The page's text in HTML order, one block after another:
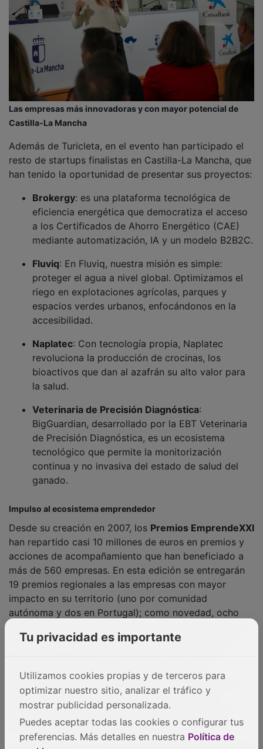
Fluviq: En Fluviq, nuestra misión es simple:
proteger el agua a nivel global. Optimizamos el
riego en explotaciones agrícolas, parques y
espacios verdes urbanos, enfocándonos en la
accesibilidad.
Naplatec: Con tecnología propia, Naplatec
revoluciona la producción de crocinas, los
bioactivos que dan al azafrán su alto valor para
Veterinaria de Precisión Diagnóstica :
BigGuardian, desarrollado por la EBT Veterinaria
tecnológico que permite la monitorización
continua y no invasiva del estado de salud del
ganado.
Desde su creación en 2007, losPremios EmprendeXXI
han repartido casi 10 millones de euros en premios y
acciones de acompañamiento que han beneficiado a
más de 560 empresas. En esta edición se entregarán
impacto en su territorio (uno por comunidad
autónoma y dos en Portugal); como novedad, ocho
Premios Retos del Mañana a las startups que ofrecen
las mejores soluciones en Business Transformation,
transversales centrados en Impacto Social e
Innovación Disruptiva, así como un Reconocimiento
AlumniXXI a la Escalabilidad a la empresa de la
comunidad DayOne AlumniXXI con una trayectoria
destacada por su crecimiento e impacto global.
Tu privacidad es importante
Utilizamos cookies propias y de terceros para
optimizar nuestro sitio, analizar el tráfico y
mostrar publicidad personalizada.
Puedes aceptar todas las cookies o configurar tus
preferencias. Más detalles en nuestra Política de